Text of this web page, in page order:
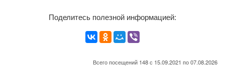
Поделитесь полезной информацией:
Всего посещений 148 с 15.09.2021 по 07.08.2026